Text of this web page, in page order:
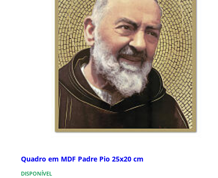
Quadro em MDF Padre Pio 25x20 cm
DISPONÍVEL